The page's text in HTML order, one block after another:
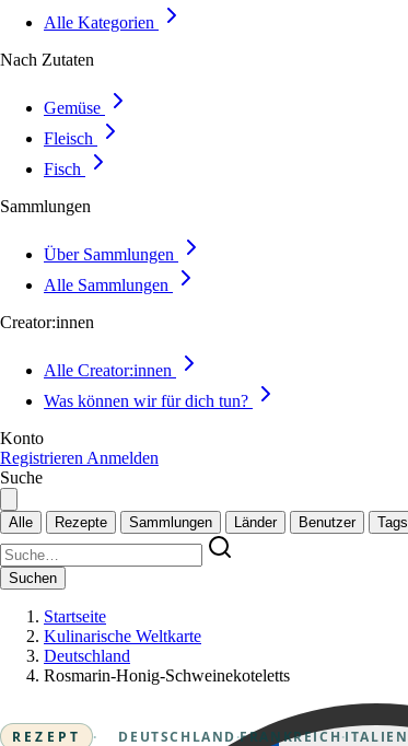
Alle Kategorien
Nach Zutaten
Gemüse
Fleisch
Fisch
Sammlungen
Über Sammlungen
Alle Sammlungen
Creator:innen
Alle Creator:innen
Was können wir für dich tun?
Konto
Registrieren Anmelden
Suche
Alle Rezepte Sammlungen Länder Benutzer Tags
Suchen
Startseite
Kulinarische Weltkarte
Deutschland
Rosmarin-Honig-Schweinekoteletts
REZEPT · DEUTSCHLAND ·FRANKREICH ·ITALIEN